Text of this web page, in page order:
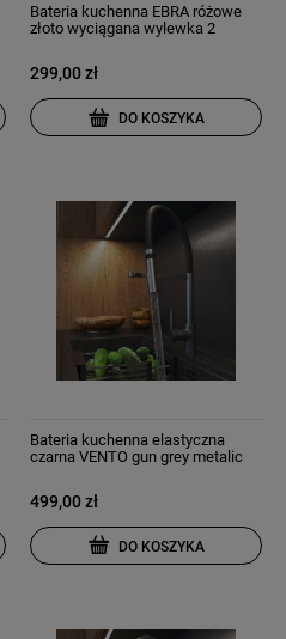
Bateria kuchenna EBRA różowe
złoto wyciągana wylewka 2
299,00 zł
DO KOSZYKA
Bateria kuchenna elastyczna
czarna VENTO gun grey metalic
499,00 zł
DO KOSZYKA